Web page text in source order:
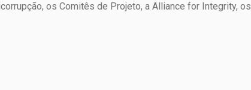
os Comitês de Projeto, a Alliance for Integrity, os